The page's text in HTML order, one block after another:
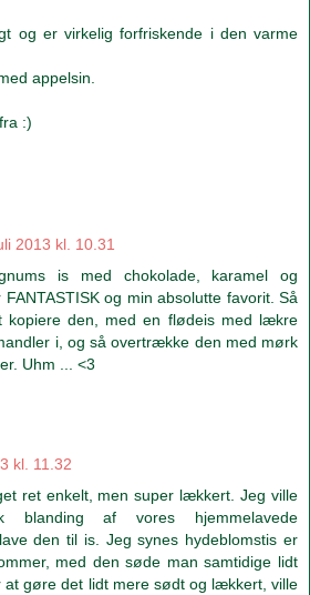
og er virkelig forfriskende i den varme
appelsin.
:)
2013 kl. 10.31
is med chokolade, karamel og
og min absolutte favorit. Så
kopiere den, med en flødeis med lækre
i, og så overtrække den med mørk
Uhm ... <3
kl. 11.32
ret enkelt, men super lækkert. Jeg ville
af vores hjemmelavede
den til is. Jeg synes hydeblomstis er
med den søde man samtidige lidt
at gøre det lidt mere sødt og lækkert, ville